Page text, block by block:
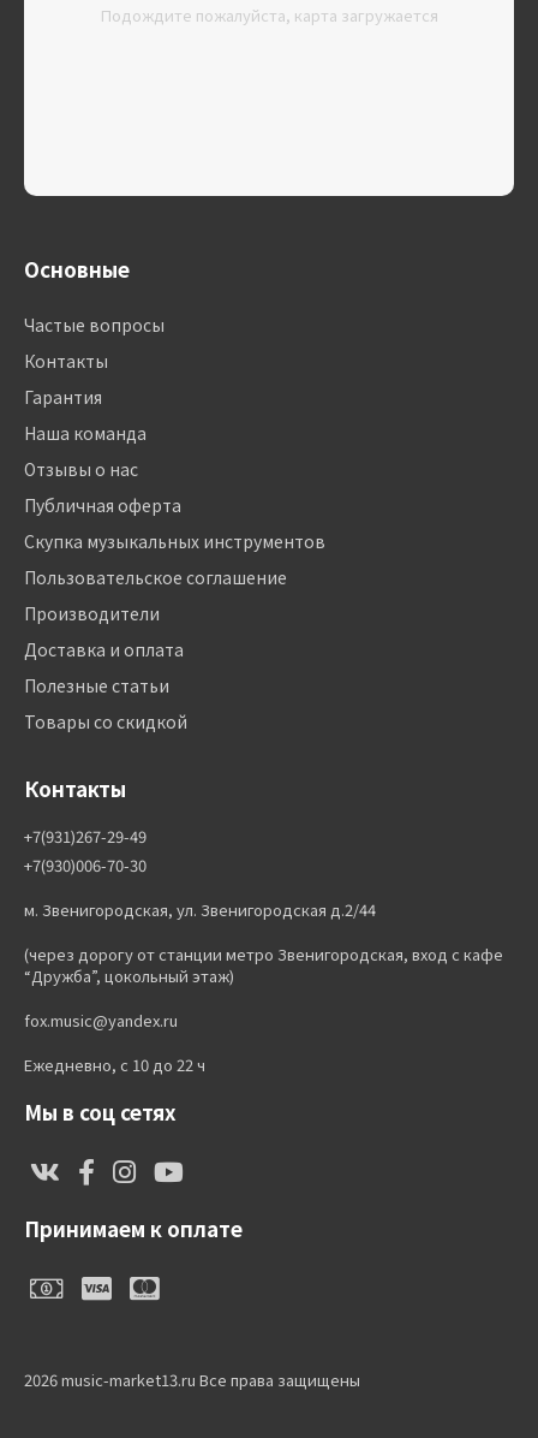
Подождите пожалуйста, карта загружается
Основные
Частые вопросы
Контакты
Гарантия
Наша команда
Отзывы о нас
Публичная оферта
Скупка музыкальных инструментов
Пользовательское соглашение
Производители
Доставка и оплата
Полезные статьи
Товары со скидкой
Контакты
+7(931)267-29-49
+7(930)006-70-30
м. Звенигородская, ул. Звенигородская д.2/44
(через дорогу от станции метро Звенигородская, вход с кафе
“Дружба”, цокольный этаж)
fox.music@yandex.ru
Ежедневно, с 10 до 22 ч
Мы в соц сетях
Принимаем к оплате
2026 music-market13.ru Все права защищены